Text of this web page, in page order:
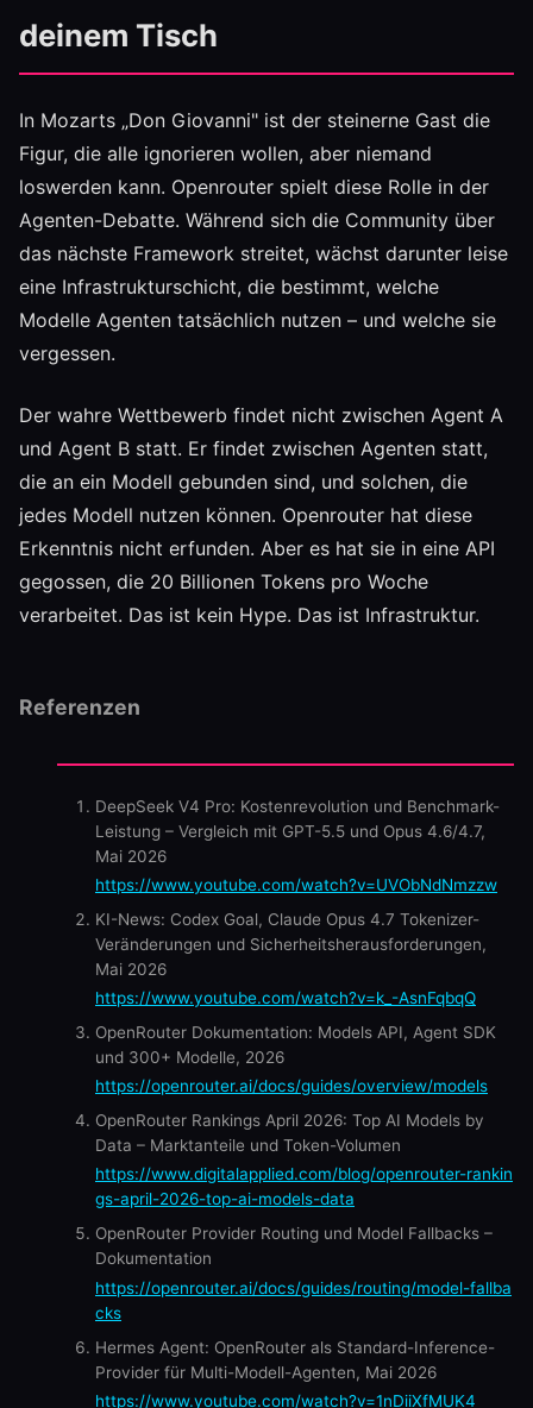
deinem Tisch
In Mozarts „Don Giovanni" ist der steinerne Gast die
Figur, die alle ignorieren wollen, aber niemand
loswerden kann. Openrouter spielt diese Rolle in der
Agenten-Debatte. Während sich die Community über
das nächste Framework streitet, wächst darunter leise
eine Infrastrukturschicht, die bestimmt, welche
Modelle Agenten tatsächlich nutzen – und welche sie
vergessen.
Der wahre Wettbewerb findet nicht zwischen Agent A
und Agent B statt. Er findet zwischen Agenten statt,
die an ein Modell gebunden sind, und solchen, die
jedes Modell nutzen können. Openrouter hat diese
Erkenntnis nicht erfunden. Aber es hat sie in eine API
gegossen, die 20 Billionen Tokens pro Woche
verarbeitet. Das ist kein Hype. Das ist Infrastruktur.
Referenzen
DeepSeek V4 Pro: Kostenrevolution und Benchmark-
Leistung – Vergleich mit GPT-5.5 und Opus 4.6/4.7,
Mai 2026
https://www.youtube.com/watch?v=UVObNdNmzzw
KI-News: Codex Goal, Claude Opus 4.7 Tokenizer-
Veränderungen und Sicherheitsherausforderungen,
Mai 2026
https://www.youtube.com/watch?v=k_-AsnFqbqQ
OpenRouter Dokumentation: Models API, Agent SDK
und 300+ Modelle, 2026
https://openrouter.ai/docs/guides/overview/models
OpenRouter Rankings April 2026: Top AI Models by
Data – Marktanteile und Token-Volumen
https://www.digitalapplied.com/blog/openrouter-rankin
gs-april-2026-top-ai-models-data
OpenRouter Provider Routing und Model Fallbacks –
Dokumentation
https://openrouter.ai/docs/guides/routing/model-fallba
cks
Hermes Agent: OpenRouter als Standard-Inference-
Provider für Multi-Modell-Agenten, Mai 2026
https://www.youtube.com/watch?v=1nDiiXfMUK4